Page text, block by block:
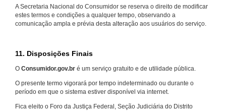
A Secretaria Nacional do Consumidor se reserva o direito de modificar
estes termos e condições a qualquer tempo, observando a
comunicação ampla e prévia desta alteração aos usuários do serviço.
11. Disposições Finais
O Consumidor.gov.br é um serviço gratuito e de utilidade pública.
O presente termo vigorará por tempo indeterminado ou durante o
período em que o sistema estiver disponível via internet.
Fica eleito o Foro da Justiça Federal, Seção Judiciária do Distrito